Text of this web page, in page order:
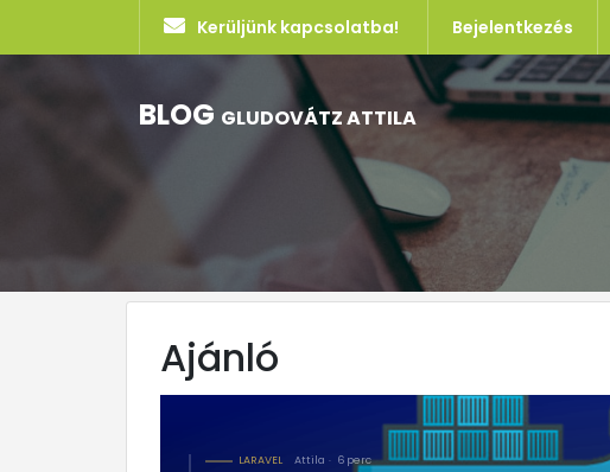
Kerüljünk kapcsolatba! Bejelentkezés
BLOG GLUDOVÁTZ ATTILA
Ajánló
LARAVEL Attila 6 perc